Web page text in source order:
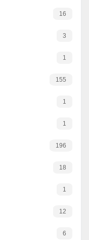
16
3
1
155
1
1
196
18
1
12
6